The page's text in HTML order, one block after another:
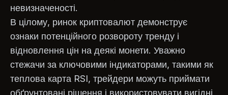
невизначеності.
В цілому, ринок криптовалют демонструє
ознаки потенційного розвороту тренду і
відновлення цін на деякі монети. Уважно
стежачи за ключовими індикаторами, такими як
теплова карта RSI, трейдери можуть приймати
обґрунтовані рішення і використовувати вигідні